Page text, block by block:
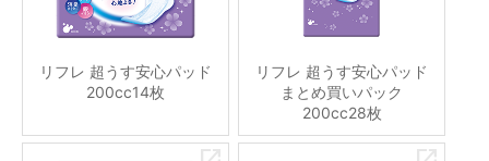
リフレ 超うす安心パッド
200cc14枚
リフレ 超うす安心パッド
まとめ買いパック
200cc28枚